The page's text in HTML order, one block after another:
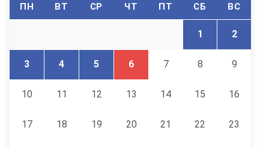
ПН ВТ СР ЧТ ПТ СБ ВС
1 2
3 4 5 6 7 8 9
10 11 12 13 14 15 16
17 18 19 20 21 22 23